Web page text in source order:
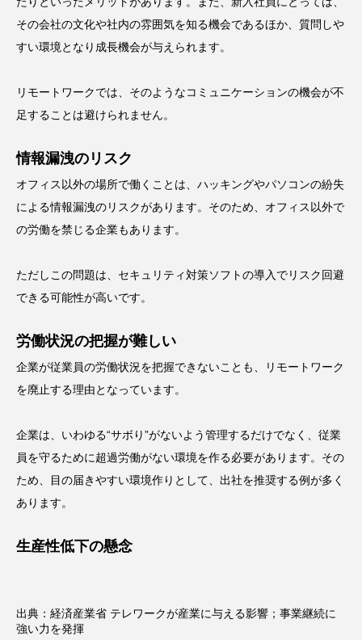
その会社の文化や社内の雰囲気を知る機会であるほか、質問しや
すい環境となり成長機会が与えられます。
リモートワークでは、そのようなコミュニケーションの機会が不
足することは避けられません。
情報漏洩のリスク
オフィス以外の場所で働くことは、ハッキングやパソコンの紛失
による情報漏洩のリスクがあります。そのため、オフィス以外で
の労働を禁じる企業もあります。
ただしこの問題は、セキュリティ対策ソフトの導入でリスク回避
できる可能性が高いです。
労働状況の把握が難しい
企業が従業員の労働状況を把握できないことも、リモートワーク
を廃止する理由となっています。
企業は、いわゆる“サボり”がないよう管理するだけでなく、従業
員を守るために超過労働がない環境を作る必要があります。その
ため、目の届きやすい環境作りとして、出社を推奨する例が多く
あります。
生産性低下の懸念
出典： 経済産業省 テレワークが産業に与える影響；事業継続に
強い力を発揮